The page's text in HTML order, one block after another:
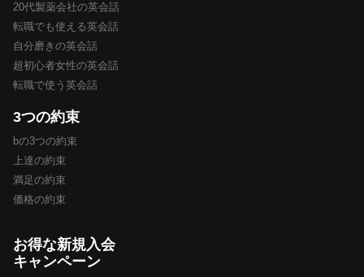
20代製薬会社の英会話
転職でも使える英会話
自分磨きの英会話
超初心者女性の英会話
転職で使う英会話
3つの約束
bの3つの約束
上達の約束
満足の約束
価格の約束
お得な新規入会
キャンペーン